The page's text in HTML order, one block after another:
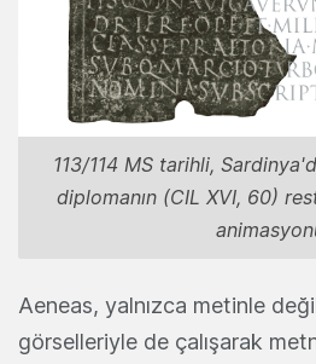
113/114 MS tarihli,
diplomanın (CIL XVI, 60)
Aeneas, yalnızca metinle
görselleriyle de çalışarak